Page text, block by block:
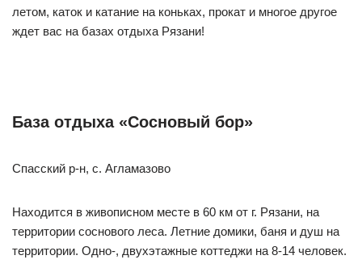
летом, каток и катание на коньках, прокат и многое другое
ждет вас на базах отдыха Рязани!
База отдыха «Сосновый бор»
Спасский р-н, с. Агламазово
Находится в живописном месте в 60 км от г. Рязани, на
территории соснового леса. Летние домики, баня и душ на
территории. Одно-, двухэтажные коттеджи на 8-14 человек.